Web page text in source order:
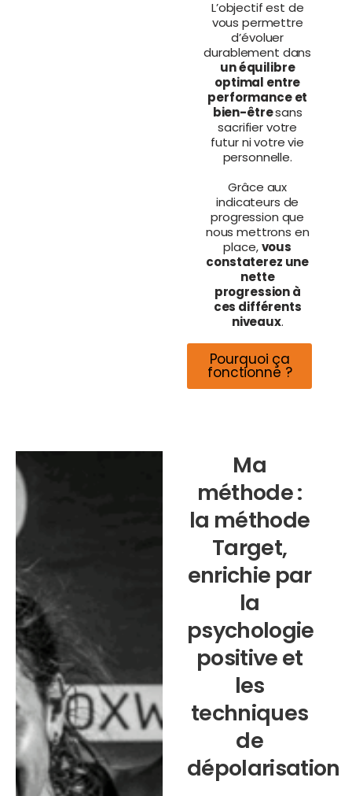
L’objectif est de
vous permettre
d’évoluer
durablement dans
un équilibre
optimal entre
performance et
bien-êtresans
sacrifier votre
futur ni votre vie
personnelle.
Grâce aux
indicateurs de
progression que
nous mettrons en
place,vous
constaterez une
nette
progression à
ces différents
niveaux.
Pourquoi ça
fonctionne ?
Ma
méthode :
la méthode
Target,
enrichie par
la
psychologie
positive et
les
techniques
de
dépolarisation